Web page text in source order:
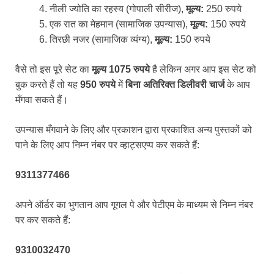
नीली ज्योति का रहस्य (गोपाली सीरीज),मूल्य: 250 रुपये
एक रात का मेहमान (सामाजिक उपन्यास),मूल्य: 150 रुपये
तिरछी नजर (सामाजिक व्यंग्य),मूल्य: 150 रुपये
वैसे तो इस पूरे सेट कामूल्य 1075 रुपयेहै लेकिन अगर आप इस सेट को
बुक करते हैं तो यह 950 रुपयेमेंबिना अतिरिक्त डिलीवरी चार्जके आप
मँगवा सकते हैं।
उपन्यास मँगवाने के लिए और प्रकाशन द्वारा प्रकाशित अन्य पुस्तकों को
पाने के लिए आप निम्न नंबर पर व्हाट्सएप्प कर सकते हैं:
9311377466
अपने ऑर्डर का भुगतान आप गूगल पे और पेटीएम के माध्यम से निम्न नंबर
पर कर सकते हैं:
9310032470